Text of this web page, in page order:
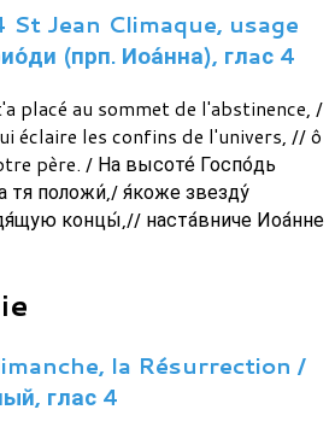
Jean Climaque, usage
(прп. Иоа́нна), глaс 4
placé au sommet de l'abstinence, /
éclaire les confins de l'univers, // ô
père. / На высоте́ Госпо́дь
тя положи́,/ я́коже звезду́
концы́,// наста́вниче Иоа́нне
la Résurrection /
глас 4